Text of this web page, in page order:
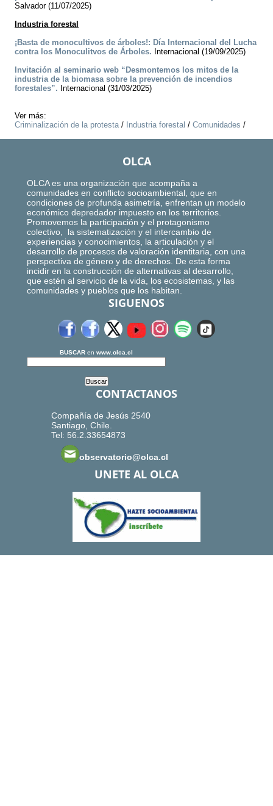
Salvador (11/07/2025)
Industria forestal
¡Basta de monocultivos de árboles!: Día Internacional del Lucha
contra los Monoculitvos de Árboles. Internacional (19/09/2025)
Invitación al seminario web “Desmontemos los mitos de la
industria de la biomasa sobre la prevención de incendios
forestales”. Internacional (31/03/2025)
Ver más:
Criminalización de la protesta/ Industria forestal / Comunidades /
OLCA
OLCA es una organización que acompaña a
comunidades en conflicto socioambiental, que en
condiciones de profunda asimetría, enfrentan un modelo
económico depredador impuesto en los territorios.
Promovemos la participación y el protagonismo
colectivo, la sistematización y el intercambio de
experiencias y conocimientos, la articulación y el
desarrollo de procesos de valoración identitaria, con una
perspectiva de género y de derechos. De esta forma
incidir en la construcción de alternativas al desarrollo,
que estén al servicio de la vida, los ecosistemas, y las
comunidades y pueblos que los habitan.
SIGUENOS
BUSCAR en www.olca.cl
CONTACTANOS
Compañía de Jesús 2540
Santiago, Chile.
Tel: 56.2.33654873
observatorio@olca.cl
UNETE AL OLCA